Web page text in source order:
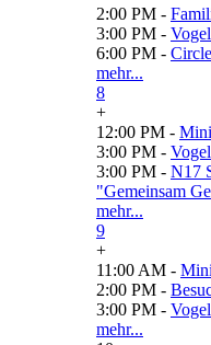
2:00 PM -
3:00 PM -
6:00 PM -
mehr...
8
+
12:00 PM -
3:00 PM -
3:00 PM - N17
"Gemeinsam
mehr...
9
+
11:00 AM -
2:00 PM -
3:00 PM -
mehr...